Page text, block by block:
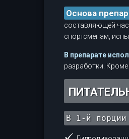
Основа
составляющей
спортсменам,
В препарате
разработки. Кроме
В 1-й